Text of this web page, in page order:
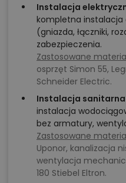
Instalacja
kompletna instalacja
(gniazda, łączniki,
zabezpieczenia.
Zastosowane
osprzęt Simon 55,
Schneider Electric.
Instalacja sanitarna
instalacja
bez armatury,
Zastosowane
Uponor, kanalizacja
wentylacja
180 Stiebel Eltron.